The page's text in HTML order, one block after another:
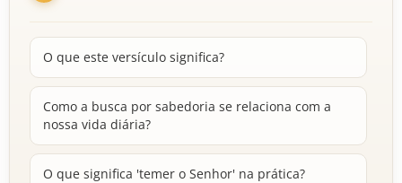
O que este versículo significa?
Como a busca por sabedoria se relaciona com a
nossa vida diária?
O que significa 'temer o Senhor' na prática?